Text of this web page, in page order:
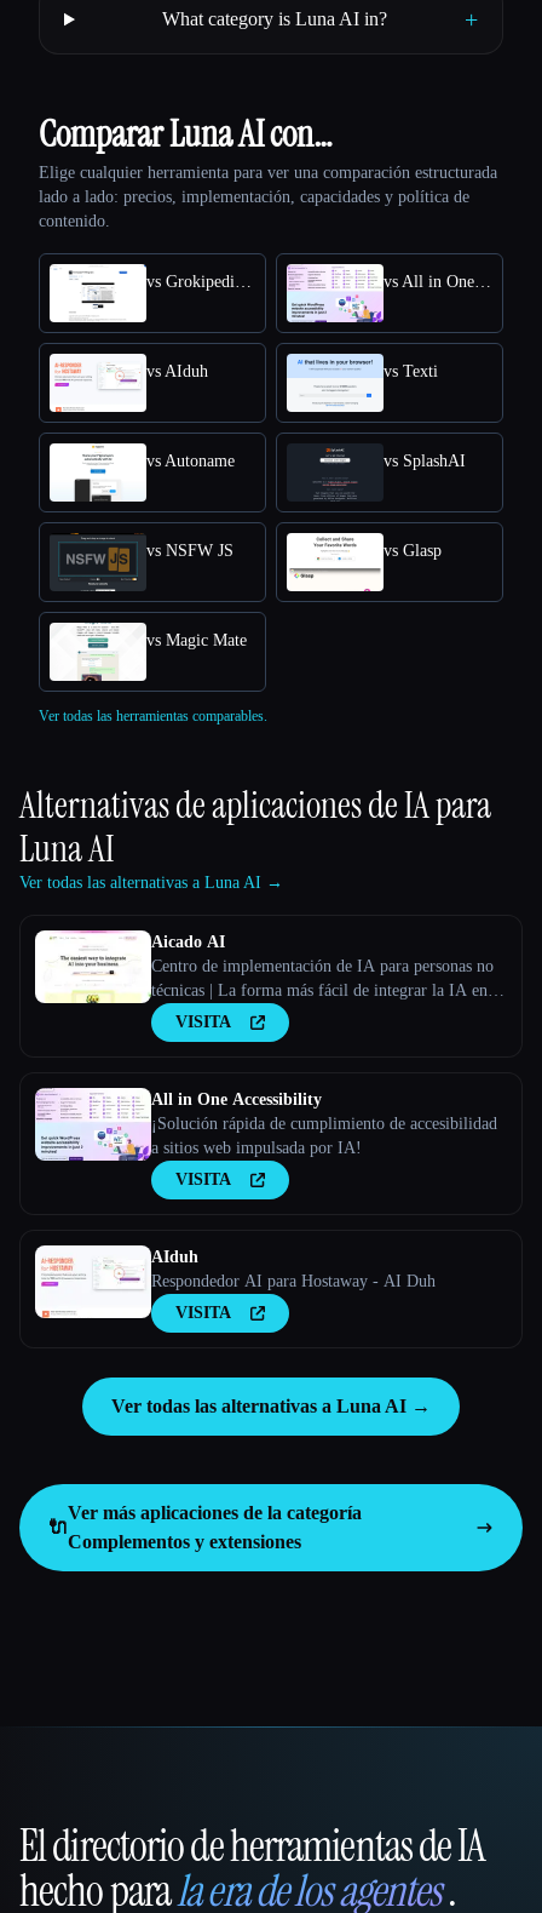
What category is Luna AI in? +
Comparar Luna AI con…
Elige cualquier herramienta para ver una comparación estructurada
lado a lado: precios, implementación, capacidades y política de
contenido.
vs Grokipedia VS Wikipedia vs All in One Accessibility
vs AIduh vs Texti
vs Autoname vs SplashAI
vs NSFW JS vs Glasp
vs Magic Mate
Ver todas las herramientas comparables.
Alternativas de aplicaciones de IA para
Luna AI
Ver todas las alternativas a Luna AI →
Aicado AI
Centro de implementación de IA para personas no
técnicas | La forma más fácil de integrar la IA en tu
negocioVISITA
All in One Accessibility
¡Solución rápida de cumplimiento de accesibilidad
a sitios web impulsada por IA!
VISITA
AIduh
Respondedor AI para Hostaway - AI Duh
VISITA
Ver todas las alternativas a Luna AI →
🔌
Ver más aplicaciones de la categoría
Complementos y extensiones
That AI Collection
El directorio de herramientas de IA
hecho parala era de los agentes.